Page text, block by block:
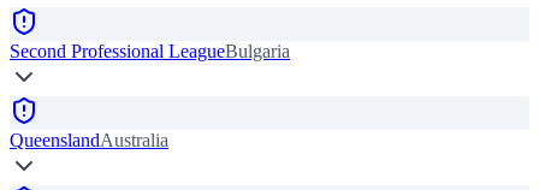
Second Professional LeagueBulgaria
QueenslandAustralia